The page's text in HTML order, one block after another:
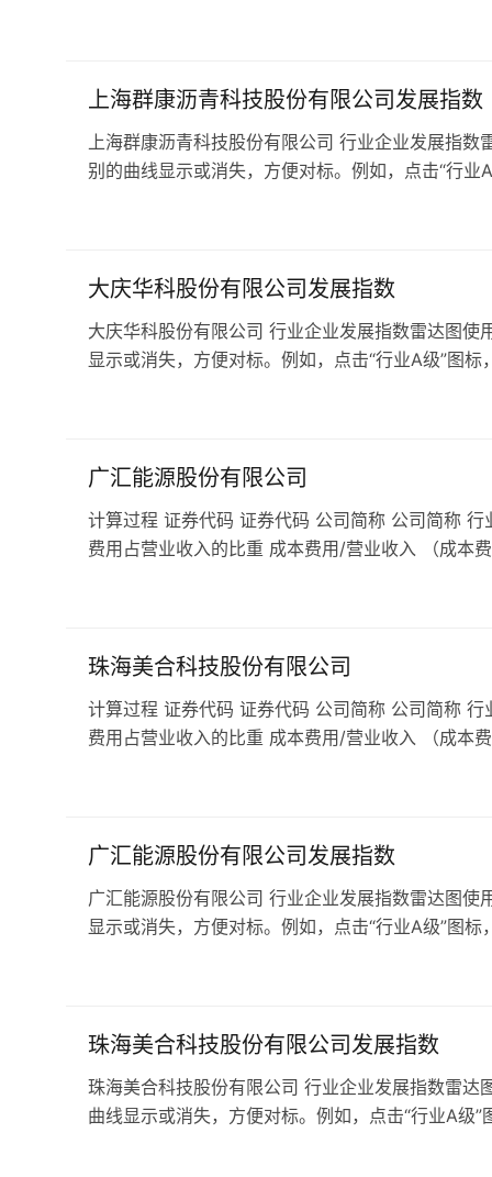
上海群康沥青科技股份有限公司发展指数
上海群康沥青科技股份有限公司 行业企业发展指
别的曲线显示或消失，方便对标。例如，点击“行业
大庆华科股份有限公司发展指数
大庆华科股份有限公司 行业企业发展指数雷达图
显示或消失，方便对标。例如，点击“行业A级”图
广汇能源股份有限公司
计算过程 证券代码 证券代码 公司简称 公司简称
费用占营业收入的比重 成本费用/营业收入 （成本
珠海美合科技股份有限公司
计算过程 证券代码 证券代码 公司简称 公司简称
费用占营业收入的比重 成本费用/营业收入 （成本
广汇能源股份有限公司发展指数
广汇能源股份有限公司 行业企业发展指数雷达图
显示或消失，方便对标。例如，点击“行业A级”图
珠海美合科技股份有限公司发展指数
珠海美合科技股份有限公司 行业企业发展指数雷达
曲线显示或消失，方便对标。例如，点击“行业A级